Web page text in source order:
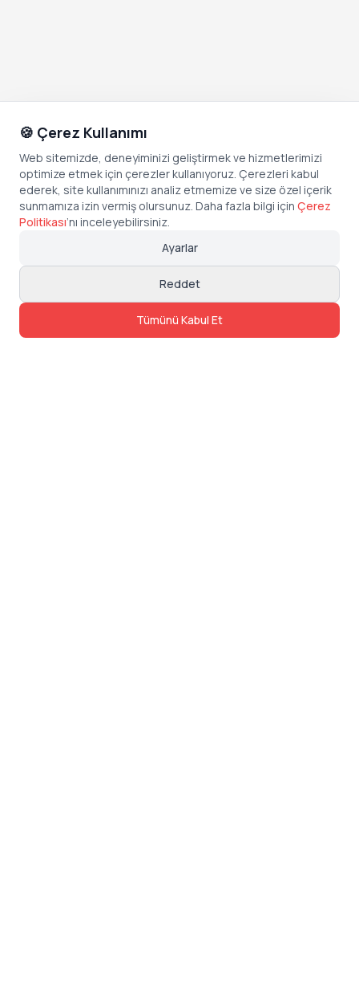
🍪 Çerez Kullanımı
Web sitemizde, deneyiminizi geliştirmek ve hizmetlerimizi
optimize etmek için çerezler kullanıyoruz. Çerezleri kabul
ederek, site kullanımınızı analiz etmemize ve size özel içerik
sunmamıza izin vermiş olursunuz. Daha fazla bilgi için Çerez
Politikası’nı inceleyebilirsiniz.
Ayarlar
Reddet
Tümünü Kabul Et